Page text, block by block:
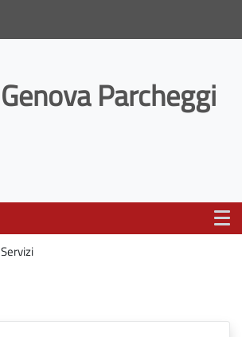
Genova Parcheggi
Servizi